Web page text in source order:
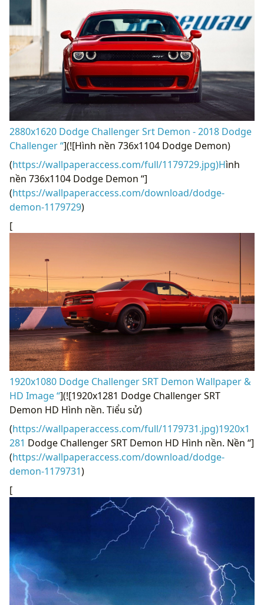
2880x1620 Dodge Challenger Srt Demon - 2018 Dodge
Challenger “](![Hình nền 736x1104 Dodge Demon)
(https://wallpaperaccess.com/full/1179729.jpg)Hình
nền 736x1104 Dodge Demon “]
(https://wallpaperaccess.com/download/dodge-
demon-1179729)
[
1920x1080 Dodge Challenger SRT Demon Wallpaper &
HD Image “](![1920x1281 Dodge Challenger SRT
Demon HD Hình nền. Tiểu sử)
(https://wallpaperaccess.com/full/1179731.jpg)1920x1
281 Dodge Challenger SRT Demon HD Hình nền. Nền “]
(https://wallpaperaccess.com/download/dodge-
demon-1179731)
[